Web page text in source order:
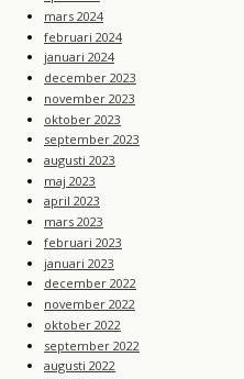
mars 2024
februari 2024
januari 2024
december 2023
november 2023
oktober 2023
september 2023
augusti 2023
maj 2023
april 2023
mars 2023
februari 2023
januari 2023
december 2022
november 2022
oktober 2022
september 2022
augusti 2022